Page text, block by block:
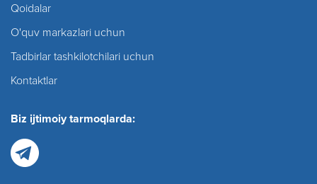
Qoidalar
O'quv markazlari uchun
Tadbirlar tashkilotchilari uchun
Kontaktlar
Biz ijtimoiy tarmoqlarda: